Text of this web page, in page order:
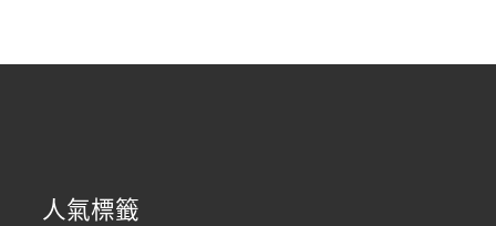
人氣標籤